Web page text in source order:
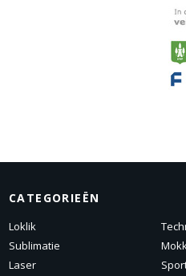
CATEGORIEËN
Loklik
Sublimatie
Laser